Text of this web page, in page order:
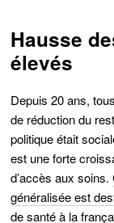
Hausse
élevés
Depuis 20 ans,
de réduction du
politique était
est une forte
d’accès aux soins.
généralisée est
de santé à la